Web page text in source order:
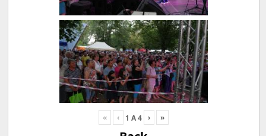
« ‹ 1 A4 › »